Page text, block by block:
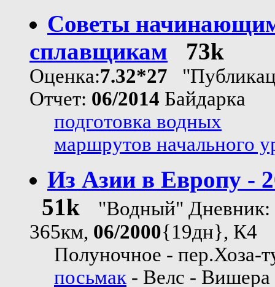
Советы
сплавщикам
73k
Оценка:7.32*27
Отчет: 06/2014 Байдарка
подготовка водных
маршрутов начального
Из Азии в Европу -
51k
"Водный" Дневник:
365км, 06/2000{19дн}, К4
Полуночное - пер.Хоза-
посьмак - Велс - Вишера